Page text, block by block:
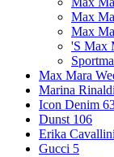
Max
Max
'S Max
Max Mara
Marina Rinaldi
Icon Denim
Dunst 106
Erika Cavallini
Gucci 5